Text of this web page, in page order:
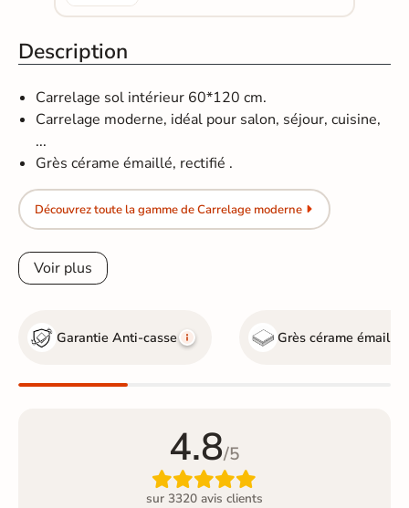
Description
Carrelage sol intérieur 60*120 cm.
Carrelage moderne, idéal pour salon, séjour, cuisine,
...
Grès cérame émaillé, rectifié .
Découvrez toute la gamme de Carrelage moderne
Voir plus
Garantie Anti-casse Grès cérame émaillé
4.8/5

sur 3320 avis clients